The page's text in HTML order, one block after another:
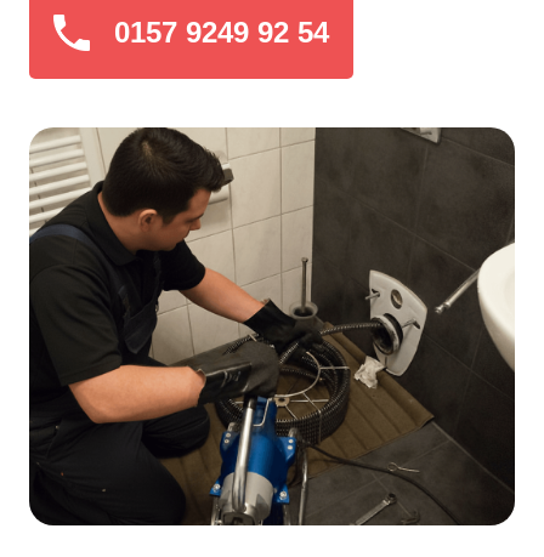
0157 9249 92 54